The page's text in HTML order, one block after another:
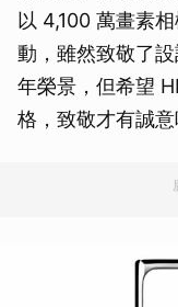
以 4,100 萬畫素
動，雖然致敬了
年榮景，但希望
格，致敬才有誠意